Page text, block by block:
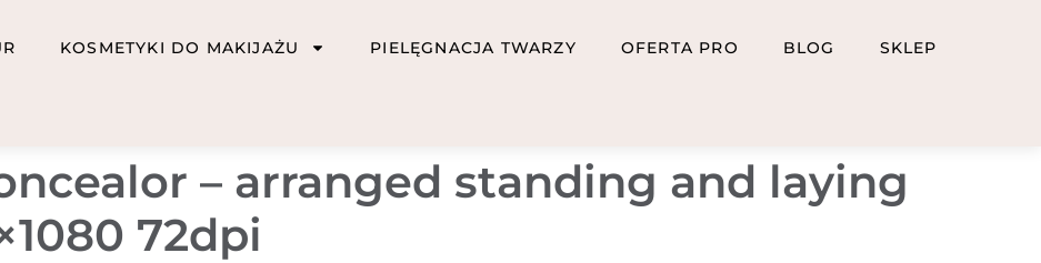
KOSMETYKI DO MAKIJAŻU PIELĘGNACJA TWARZY OFERTA PRO BLOG SKLEP
– arranged standing and laying
72dpi